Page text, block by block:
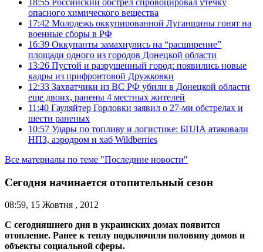
опасного химического вещества
17:42 Молодежь оккупированной Луганщины гонят на
военные сборы в РФ
16:39 Оккупанты замахнулись на “расширение”
площади одного из городов Донецкой области
13:26 Пустой и разрушенный город: появились новые
кадры из прифронтовой Дружковки
12:33 Захватчики из ВС РФ убили в Донецкой области
еще двоих, ранены 4 местных жителей
11:40 Гауляйтер Горловки заявил о 27-ми обстрелах и
шести раненых
10:57 Удары по топливу и логистике: БПЛА атаковали
НПЗ, аэродром и хаб Wildberries
Все материалы по теме "Последние новости"
Сегодня начинается отопительный сезон
08:59, 15 Жовтня , 2012
С сегодняшнего дня в украинских домах появится
отопление. Ранее к теплу подключили половину домов и
объекты социальной сферы.